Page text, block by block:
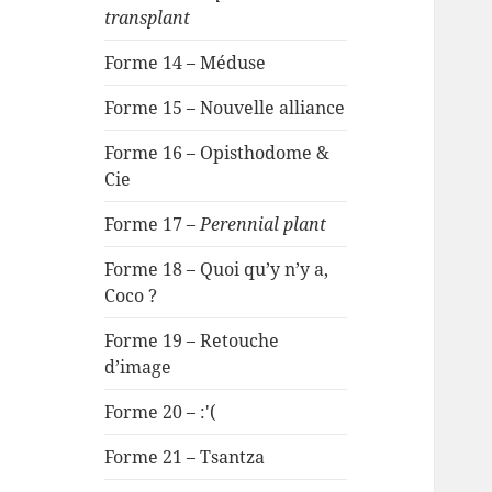
transplant
Forme 14 – Méduse
Forme 15 – Nouvelle alliance
Forme 16 – Opisthodome &
Cie
Forme 17 –Perennial plant
Forme 18 – Quoi qu’y n’y a,
Coco ?
Forme 19 – Retouche
d’image
Forme 20 – :'(
Forme 21 – Tsantza